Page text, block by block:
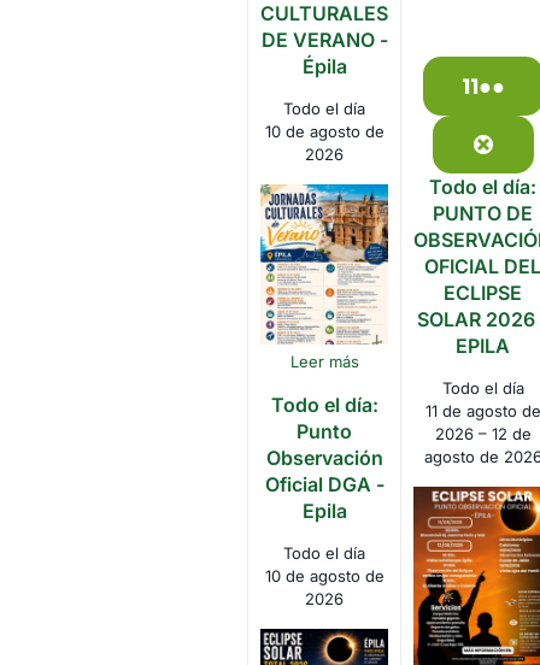
CULTURALES
DE VERANO -
Épila
Todo el día
10 de agosto de
2026
Leer más
Todo el día:
Punto
Observación
Oficial DGA -
Epila
Todo el día
10 de agosto de
2026
1111
de
2026
●●
(2
Todo el día:
PUNTO DE
OFICIAL DEL
ECLIPSE
SOLAR
EPILA
Todo el día
11 de agosto de
2026 – 12 de
agosto de